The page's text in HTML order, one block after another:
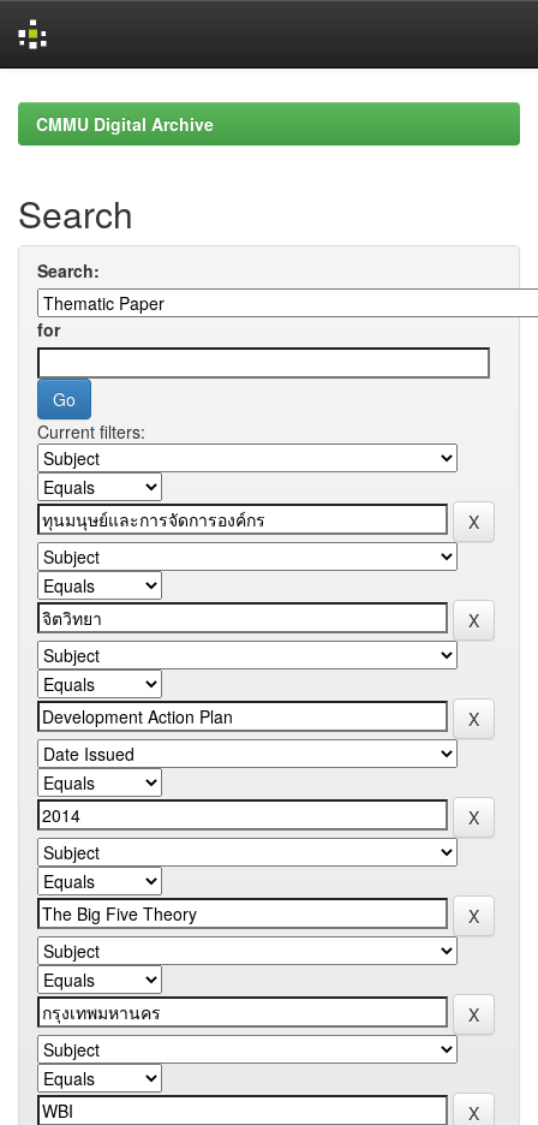
navigationCMMU Digital Archive
Search
Search:
for
Current filters: